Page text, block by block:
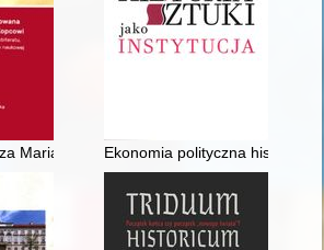
Maria Filonardiego z Rzeczypospolitej w
Ekonomia polityczna historii